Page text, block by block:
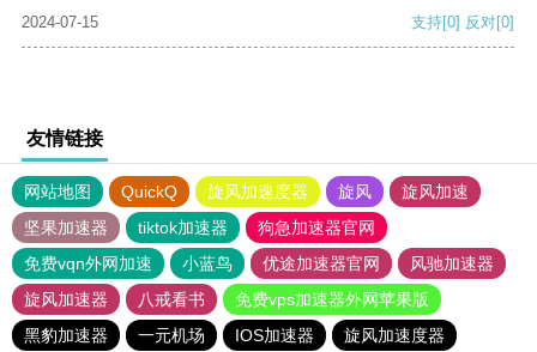
2024-07-15 支持[0] 反对[0]
友情链接
网站地图 QuickQ 旋风加速度器 旋风
旋风加速
坚果加速器
tiktok加速器
狗急加速器官网
免费vqn外网加速
小蓝鸟 优途加速器官网
风驰加速器
旋风加速器
八戒看书
免费vps加速器外网苹果版
黑豹加速器
一元机场 IOS加速器
旋风加速度器